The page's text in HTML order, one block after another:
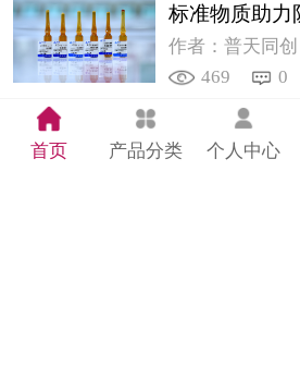
标准物质助力
作者：普天同创
469
0
奶粉安全警报
首页 产品分类 个人中心